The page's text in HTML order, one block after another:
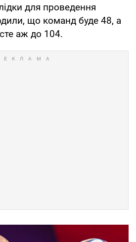
для проведення
що команд буде 48, а
аж до 104.